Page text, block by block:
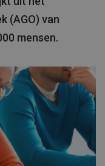
(AGO) van
mensen.